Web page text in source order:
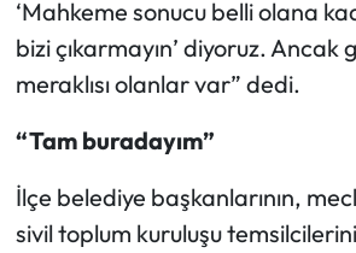
‘Mahkeme sonucu belli olana
bizi çıkarmayın’ diyoruz. Ancak
meraklısı olanlar var” dedi.
“Tam buradayım”
İlçe belediye başkanlarının,
sivil toplum kuruluşu